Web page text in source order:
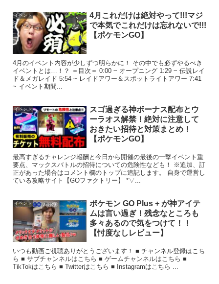
イベント
4月これだけは絶対やって!!!マジ
で本気でこれだけは忘れないで!!!
【ポケモンGO】
4月のイベント内容が少しずつ明らかに！ その中でも必ずやるべき
イベントとは…！？ ＝目次＝ 0:00 ~ オープニング 1:29 ~ 伝説レイ
ド＆メガレイド 5:54 ~ レイドアワー＆スポットライトアワー 7:41
~ イベント期間...
イベント
スゴ過ぎる神ボーナス配布とウ
ーラオス解禁！絶対に注意して
おきたい招待と対策まとめ！
【ポケモンGO】
最高すぎるチャレンジ報酬と今日から開催の最後の一撃イベント重
要点、マックスバトルの招待についての危険性なども！ ※追加、訂
正があった場合はコメント欄のトップに追記します。 自身で運営し
ている攻略サイト【GOファクトリー】 *▽...
イベント
ポケモン GO Plus + が神アイテ
ムは言い過ぎ！残念なところも
多々あるので気をつけて！！
【忖度なしレビュー】
いつも動画ご視聴ありがとうございます！ ■ チャンネル登録はこち
ら ■ サブチャンネルはこちら ■ ゲームチャンネルはこちら ■
TikTokはこちら ■ Twitterはこちら ■ Instagramはこちら ...